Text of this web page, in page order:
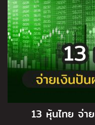
13 หุ้นไทย จ่า